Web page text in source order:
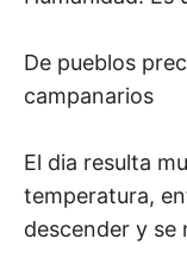
De pueblos
campanarios
El dia resulta
temperatura,
descender y se